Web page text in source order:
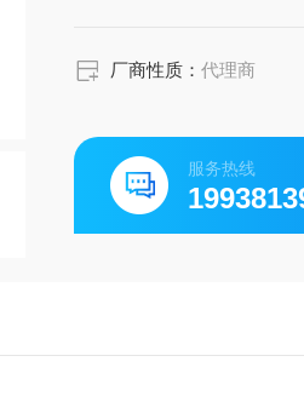
厂商性质：代理商
服务热线